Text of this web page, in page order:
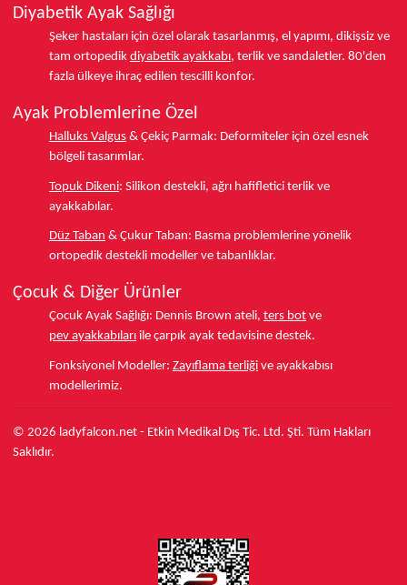
Diyabetik Ayak Sağlığı
Şeker hastaları için özel olarak tasarlanmış, el yapımı, dikişsiz ve
tam ortopedik diyabetik ayakkabı, terlik ve sandaletler. 80'den
fazla ülkeye ihraç edilen tescilli konfor.
Ayak Problemlerine Özel
Halluks Valgus & Çekiç Parmak: Deformiteler için özel esnek
bölgeli tasarımlar.
Topuk Dikeni: Silikon destekli, ağrı hafifletici terlik ve
ayakkabılar.
Düz Taban & Çukur Taban: Basma problemlerine yönelik
ortopedik destekli modeller ve tabanlıklar.
Çocuk & Diğer Ürünler
Çocuk Ayak Sağlığı: Dennis Brown ateli, ters bot ve
pev ayakkabıları ile çarpık ayak tedavisine destek.
Fonksiyonel Modeller: Zayıflama terliği ve ayakkabısı
modellerimiz.
© 2026 ladyfalcon.net - Etkin Medikal Dış Tic. Ltd. Şti. Tüm Hakları
Saklıdır.